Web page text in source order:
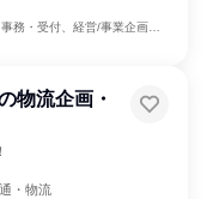
産管理/購買/物流、経理/税務/財務、人事、総務、マーケティング・広告・宣伝
物流企画・
・物流